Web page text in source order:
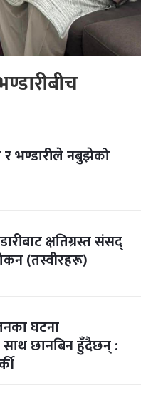
भण्डारीले नबुझेको
क्षतिग्रस्त संसद्
(तस्वीरहरू)
घटना
साथ छानबिन हुँदैछन् :